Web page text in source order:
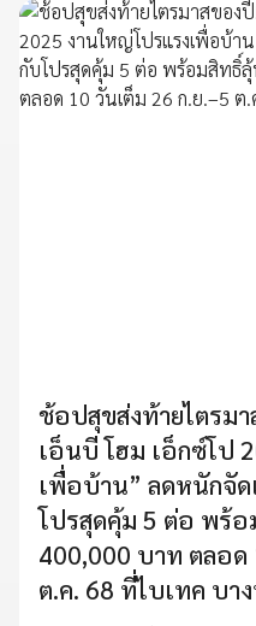
ช้อปสุขส่งท้ายไตรม
เอ็นบี โฮม เอ็กซ์โป
เพื่อบ้าน” ลดหนักจัด
โปรสุดคุ้ม 5 ต่อ พร้อ
400,000 บาท ตลอด
ต.ค. 68 ที่ไบเทค บา